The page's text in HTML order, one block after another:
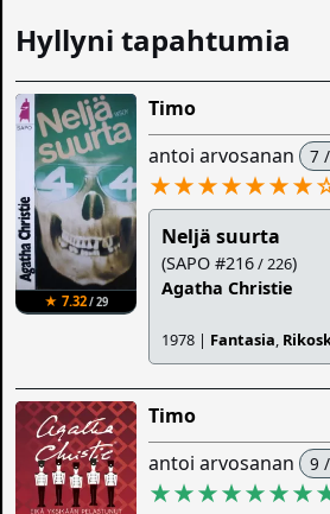
Hyllyni tapahtumia
★ 7.32/ 29
Timo
antoi arvosanan 7
★★★★★★★
Neljä suurta
(SAPO #216/ 226)
Agatha Christie
1978 | Fantasia,
Timo
antoi arvosanan 9